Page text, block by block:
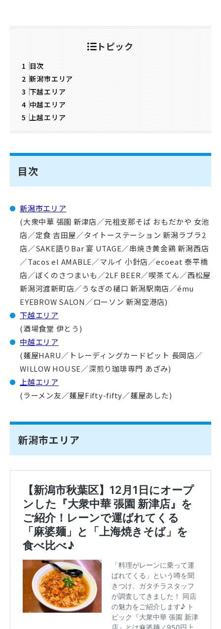
トピック
目次
新潟市エリア
下越エリア
中越エリア
上越エリア
目次
新潟市エリア
(大衆中華 張園 新津店／元祖支那そば おもだかや 女池
店／定食 吉田屋／タイトーステーション 新潟ラブラ2
店／SAKE語りBar 宴 UTAGE／串焼き黄金鶏 新潟西店
／Tacos el AMABLE／マルイ 小針店／ecoeat 泰平橋
店／ぼくのさつまいも／2LF BEER／喫茶てん／西松屋
新潟河渡新町店／うなぎの樋口 新潟駅南店／ému
EYEBROW SALON／ローソン 新潟空港店)
下越エリア
(酒場食堂 伊とう)
中越エリア
(麺屋HARU／トレーディングカードピット 長岡店／
WILLOW HOUSE／深煎り珈琲専門 あざみ)
上越エリア
(ラーメン友／麺屋Fifty-fifty／麺屋あした)
新潟市エリア